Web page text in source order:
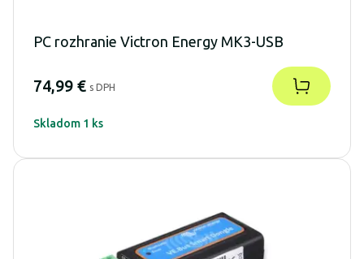
PC rozhranie Victron Energy MK3-USB
74,99 € s DPH
Skladom 1 ks